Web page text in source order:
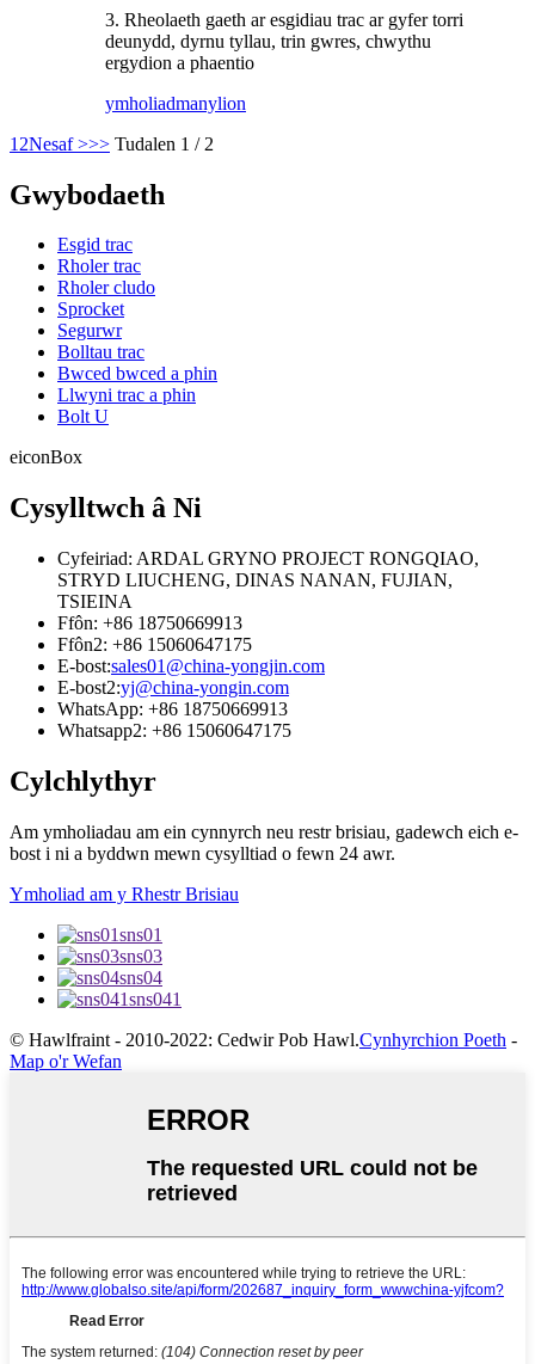
3. Rheolaeth gaeth ar esgidiau trac ar gyfer torri
deunydd, dyrnu tyllau, trin gwres, chwythu
ergydion a phaentio
ymholiadmanylion
1 2Nesaf >>> Tudalen 1 / 2
Gwybodaeth
Esgid trac
Rholer trac
Rholer cludo
Sprocket
Segurwr
Bolltau trac
Bwced bwced a phin
Llwyni trac a phin
Bolt U
eiconBox
Cysylltwch â Ni
Cyfeiriad: ARDAL GRYNO PROJECT RONGQIAO,
STRYD LIUCHENG, DINAS NANAN, FUJIAN,
TSIEINA
Ffôn: +86 18750669913
Ffôn2: +86 15060647175
E-bost:sales01@china-yongjin.com
E-bost2:yj@china-yongin.com
WhatsApp: +86 18750669913
Whatsapp2: +86 15060647175
Cylchlythyr
Am ymholiadau am ein cynnyrch neu restr brisiau, gadewch eich e-
bost i ni a byddwn mewn cysylltiad o fewn 24 awr.
Ymholiad am y Rhestr Brisiau
sns01
sns03
sns04
sns041
© Hawlfraint - 2010-2022: Cedwir Pob Hawl.Cynhyrchion Poeth -
Map o'r Wefan